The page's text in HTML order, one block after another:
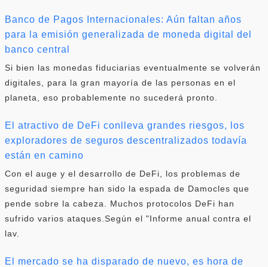
Banco de Pagos Internacionales: Aún faltan años
para la emisión generalizada de moneda digital del
banco central
Si bien las monedas fiduciarias eventualmente se volverán
digitales, para la gran mayoría de las personas en el
planeta, eso probablemente no sucederá pronto.
El atractivo de DeFi conlleva grandes riesgos, los
exploradores de seguros descentralizados todavía
están en camino
Con el auge y el desarrollo de DeFi, los problemas de
seguridad siempre han sido la espada de Damocles que
pende sobre la cabeza. Muchos protocolos DeFi han
sufrido varios ataques.Según el "Informe anual contra el
lav.
El mercado se ha disparado de nuevo, es hora de